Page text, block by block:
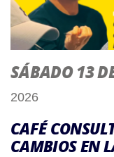
SÁBADO 13
2026
CAFÉ
CAMBIOS EN